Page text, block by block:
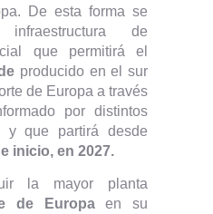
De esta forma se
de
que permitirá el
producido en el sur
de Europa a través
por distintos
y que partirá desde
inicio, en 2027.
la mayor planta
de Europaen su